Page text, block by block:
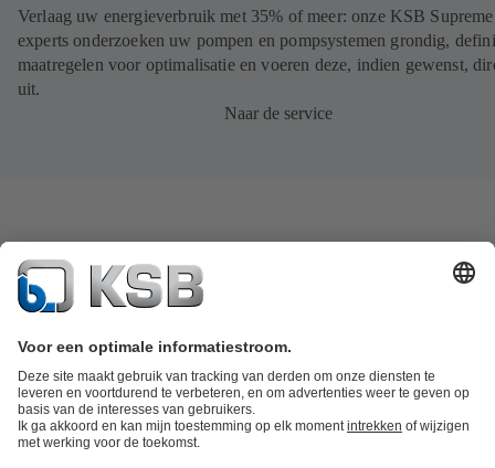
Verlaag uw energieverbruik met 35% of meer: onze KSB
experts onderzoeken uw pompen en pompsystemen grondig,
maatregelen voor optimalisatie en voeren deze, indien gewenst,
uit.
Naar de service
Productcatalogus